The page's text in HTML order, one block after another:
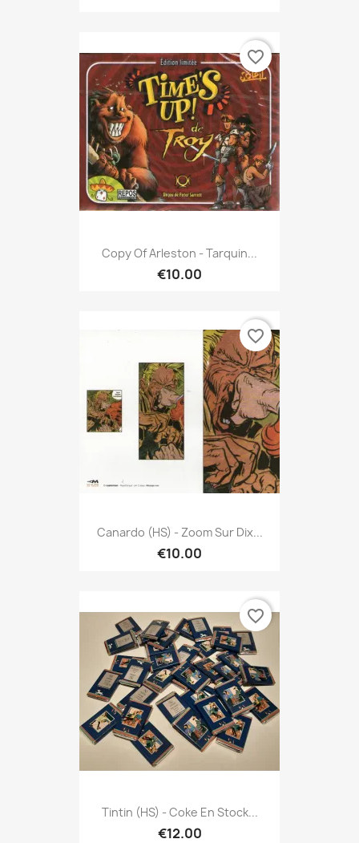
Copy Of Arleston - Tarquin...
€10.00
favorite_border
Canardo (HS) - Zoom Sur Dix...
€10.00
favorite_border
Tintin (HS) - Coke En Stock...
€12.00
favorite_border